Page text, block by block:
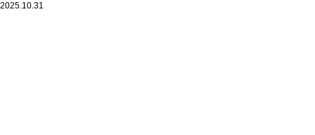
2025.10.31